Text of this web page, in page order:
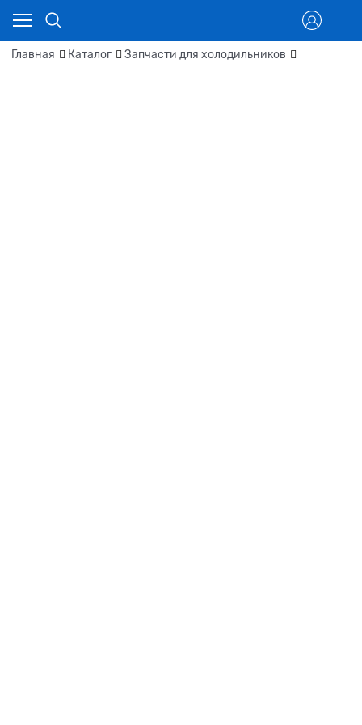
Главная Каталог Запчасти для холодильников